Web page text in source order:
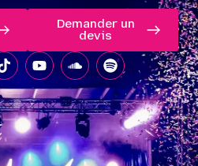
Demander un
devis